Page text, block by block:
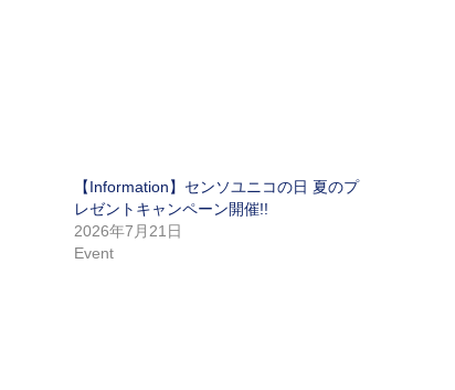
【Information】センソユニコの日 夏のプ
レゼントキャンペーン開催!!
2026年7月21日
Event